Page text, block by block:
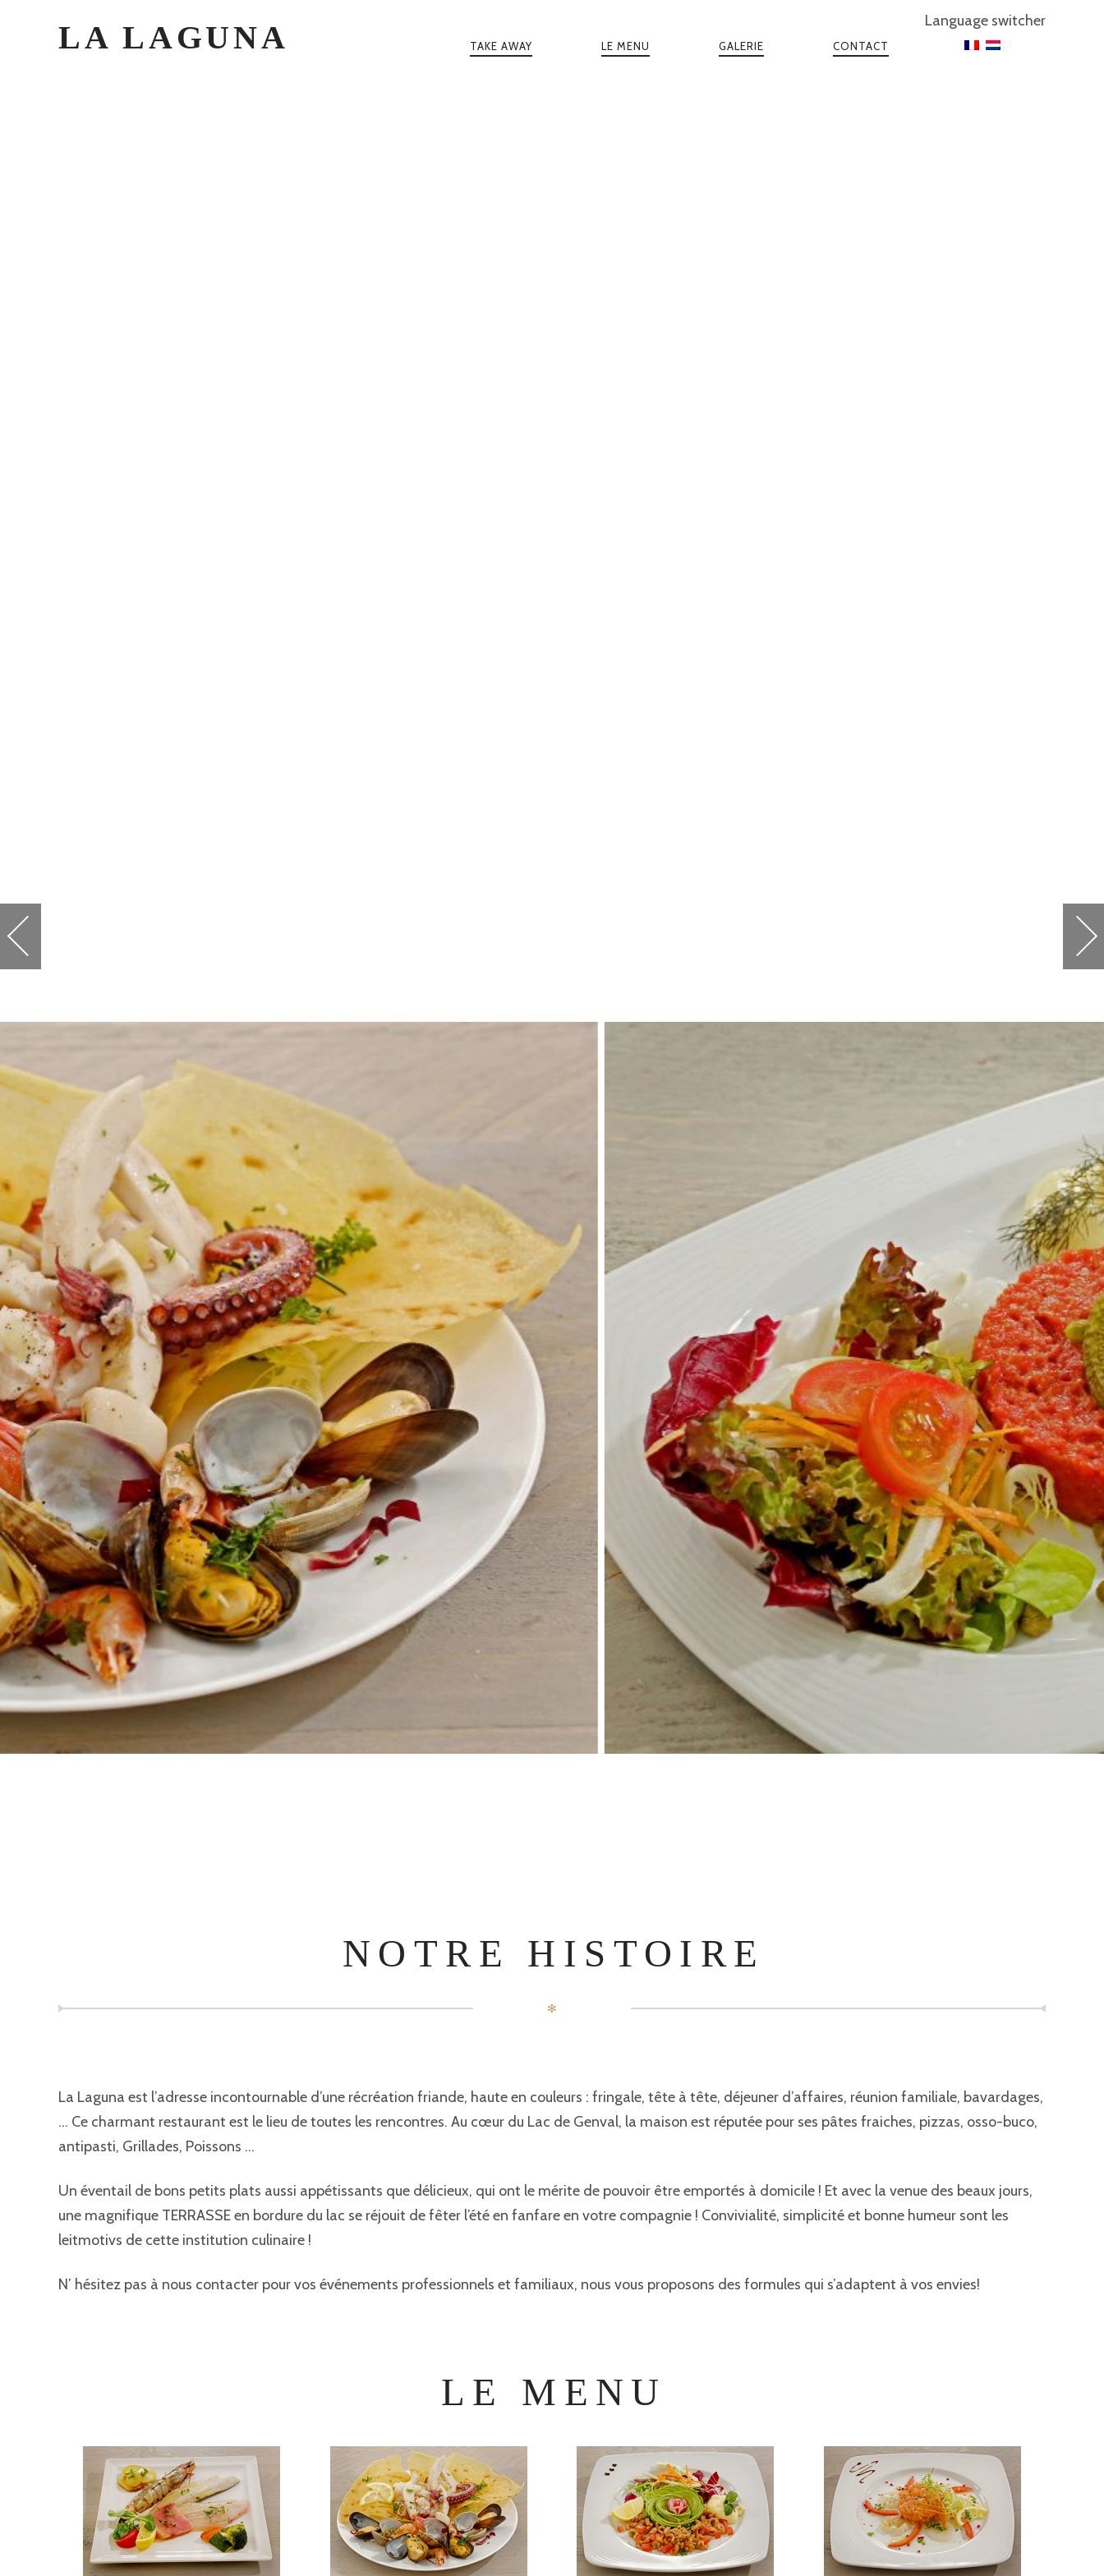
LA LAGUNA
PRINCIPALE
TAKE AWAY LE MENU GALERIE CONTACT
Language switcher
NOTRE HISTOIRE
✻
La Laguna est l’adresse incontournable d’une récréation friande, haute en couleurs : fringale, tête à tête, déjeuner d’affaires, réunion familiale, bavardages,
… Ce charmant restaurant est le lieu de toutes les rencontres. Au cœur du Lac de Genval, la maison est réputée pour ses pâtes fraiches, pizzas, osso-buco,
antipasti, Grillades, Poissons …
Un éventail de bons petits plats aussi appétissants que délicieux, qui ont le mérite de pouvoir être emportés à domicile ! Et avec la venue des beaux jours,
une magnifique TERRASSE en bordure du lac se réjouit de fêter l’été en fanfare en votre compagnie ! Convivialité, simplicité et bonne humeur sont les
leitmotivs de cette institution culinaire !
N’ hésitez pas à nous contacter pour vos événements professionnels et familiaux, nous vous proposons des formules qui s’adaptent à vos envies!
LE MENU